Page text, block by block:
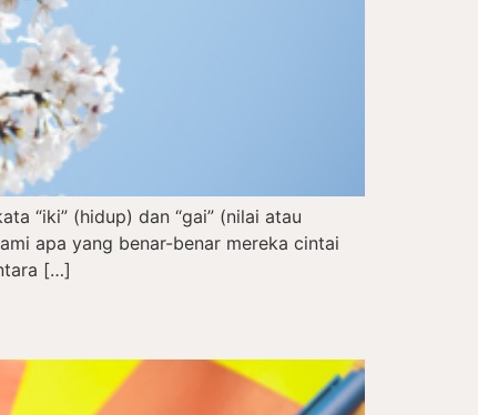
“iki” (hidup) dan “gai” (nilai atau
apa yang benar-benar mereka cintai
[…]